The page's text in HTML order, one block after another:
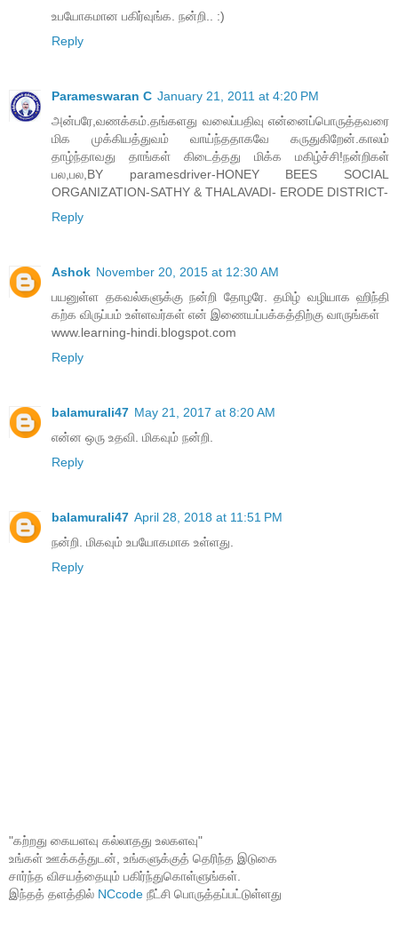
உபயோகமான பகிர்வுங்க. நன்றி.. :)
Reply
Parameswaran C January 21, 2011 at 4:20 PM
அன்பரே,வணக்கம்.தங்களது வலைப்பதிவு என்னைப்பொருத்தவரை
மிக முக்கியத்துவம் வாய்ந்ததாகவே கருதுகிறேன்.காலம்
தாழ்ந்தாவது தாங்கள் கிடைத்தது மிக்க மகிழ்ச்சி!நன்றிகள்
பல,பல,BY paramesdriver-HONEY BEES SOCIAL
ORGANIZATION-SATHY & THALAVADI- ERODE DISTRICT-
Reply
Ashok November 20, 2015 at 12:30 AM
பயனுள்ள தகவல்களுக்கு நன்றி தோழரே. தமிழ் வழியாக ஹிந்தி
கற்க விருப்பம் உள்ளவர்கள் என் இணையப்பக்கத்திற்கு வாருங்கள்
www.learning-hindi.blogspot.com
Reply
balamurali47 May 21, 2017 at 8:20 AM
என்ன ஒரு உதவி. மிகவும் நன்றி.
Reply
balamurali47 April 28, 2018 at 11:51 PM
நன்றி. மிகவும் உபயோகமாக உள்ளது.
Reply
"கற்றது கையளவு கல்லாதது உலகளவு"
உங்கள் ஊக்கத்துடன், உங்களுக்குத் தெரிந்த இடுகை
சார்ந்த விசயத்தையும் பகிர்ந்துகொள்ளுங்கள்.
இந்தத் தளத்தில் NCcode நீட்சி பொருத்தப்பட்டுள்ளது